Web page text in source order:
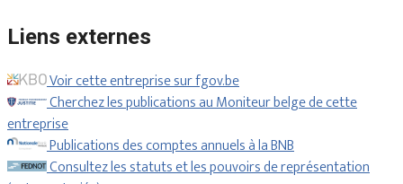
Liens externes
Voir cette entreprise sur fgov.be
Cherchez les publications au Moniteur belge de cette
entreprise
Publications des comptes annuels à la BNB
Consultez les statuts et les pouvoirs de représentation